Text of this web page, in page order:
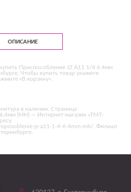
ОПИСАНИЕ
Приспособление JZ А11 1/4 6,4мм
Чтобы купить товар укажите
«В корзину».
в наличии. Страница
(MH) — Интернет-магазин «ТМТ-
jz-a11-1-4-6-4mm-mh/. Филиал